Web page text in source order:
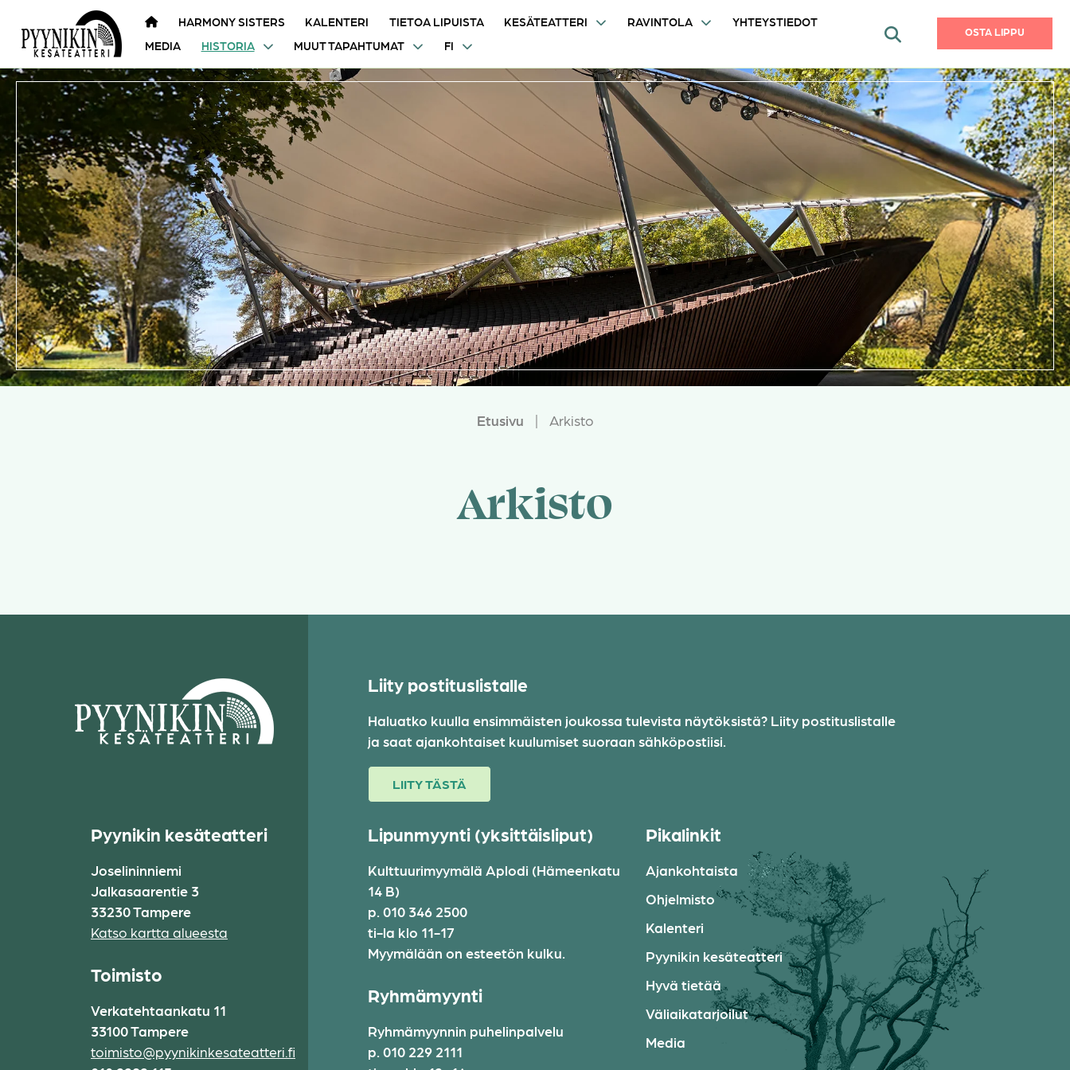
HARMONY SISTERS KALENTERI TIETOA LIPUISTA KESÄTEATTERI RAVINTOLA
YHTEYSTIEDOT
MEDIA
HISTORIA MUUT TAPAHTUMAT FI
OSTA LIPPU
Etusivu | Arkisto
Arkisto
Pyynikin kesäteatteri
Joselininniemi
Jalkasaarentie 3
33230 Tampere
Katso kartta alueesta
Toimisto
Verkatehtaankatu 11
33100 Tampere
toimisto@pyynikinkesateatteri.fi
Lipunmyynti (yksittäisliput)
Kulttuurimyymälä Aplodi (Hämeenkatu
14 B)
p. 010 346 2500
ti-la klo 11-17
Myymälään on esteetön kulku.
Ryhmämyynti
Ryhmämyynnin puhelinpalvelu
p. 010 229 2111
Pikalinkit
Ajankohtaista
Ohjelmisto
Kalenteri
Pyynikin kesäteatteri
Hyvä tietää
Väliaikatarjoilut
Media
Liity postituslistalle
Haluatko kuulla ensimmäisten joukossa tulevista näytöksistä? Liity postituslistalle
ja saat ajankohtaiset kuulumiset suoraan sähköpostiisi.
LIITY TÄSTÄ